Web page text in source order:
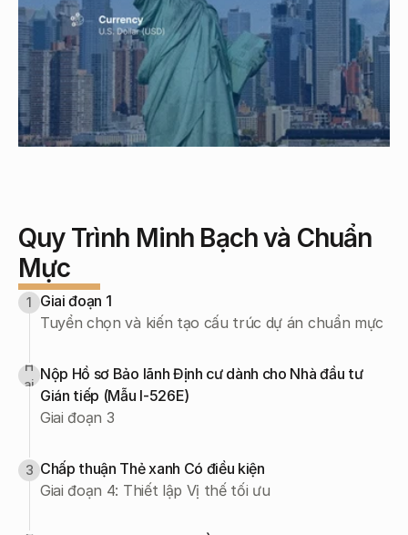
Quy Trình Minh Bạch và Chuẩn
Mực
1
Giai đoạn 1
Tuyển chọn và kiến tạo cấu trúc dự án chuẩn mực
H
ai
Nộp Hồ sơ Bảo lãnh Định cư dành cho Nhà đầu tư
Gián tiếp (Mẫu I-526E)
Giai đoạn 3
3 Chấp thuận Thẻ xanh Có điều kiện
Giai đoạn 4: Thiết lập Vị thế tối ưu